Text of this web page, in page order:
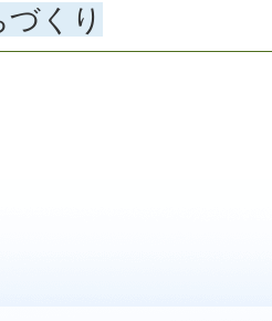
くり